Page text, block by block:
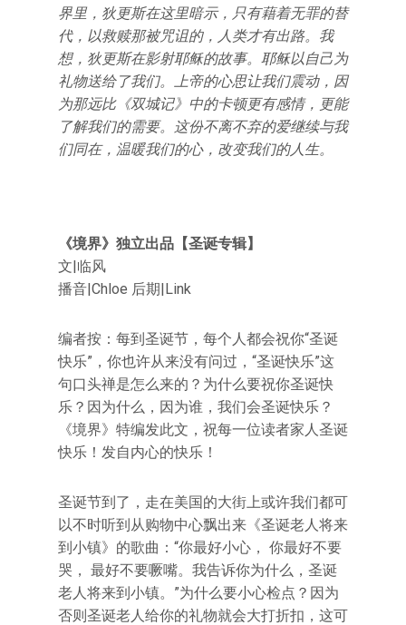
界里，狄更斯在这里暗示，只有藉着无罪的替
代，以救赎那被咒诅的，人类才有出路。我
想，狄更斯在影射耶稣的故事。耶稣以自己为
礼物送给了我们。上帝的心思让我们震动，因
为那远比《双城记》中的卡顿更有感情，更能
了解我们的需要。这份不离不弃的爱继续与我
们同在，温暖我们的心，改变我们的人生。
《境界》独立出品【圣诞专辑】
文|临风
播音|Chloe 后期|Link
编者按：每到圣诞节，每个人都会祝你“圣诞
快乐”，你也许从来没有问过，“圣诞快乐”这
句口头禅是怎么来的？为什么要祝你圣诞快
乐？因为什么，因为谁，我们会圣诞快乐？
《境界》特编发此文，祝每一位读者家人圣诞
快乐！发自内心的快乐！
圣诞节到了，走在美国的大街上或许我们都可
以不时听到从购物中心飘出来《圣诞老人将来
到小镇》的歌曲：“你最好小心， 你最好不要
哭， 最好不要噘嘴。我告诉你为什么，圣诞
老人将来到小镇。”为什么要小心检点？因为
否则圣诞老人给你的礼物就会大打折扣，这可